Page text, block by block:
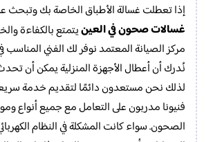
إذا تعطلت غسالة الأطباق الخاصة بك وتبحث
غسالات صحون في العينيتمتع بالكفاءة
مركز الصيانة المعتمد نوفر لك الفني
نُدرك أن أعطال الأجهزة المنزلية يمكن أن
لذلك نحن مستعدون دائمًا لتقديم خدمة
فنيونا مدربون على التعامل مع جميع أنواع
الصحون. سواء كانت المشكلة في النظام